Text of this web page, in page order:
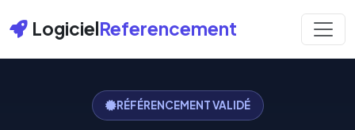
LogicielReferencement
RÉFÉRENCEMENT VALIDÉ